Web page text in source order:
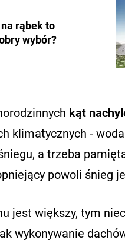
rąbek to
wybór?
kąt
klimatycznych -
a trzeba
powoli śnieg
jest większy, tym
wykonywanie